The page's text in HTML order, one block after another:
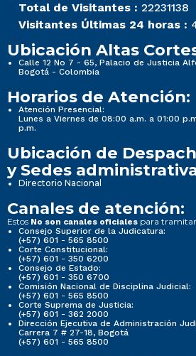
Total de Visitantes : 22231138
Visitantes Últimas 24 horas :
Ubicación Altas
Calle 12 No 7 - 65, Palacio de Justicia
Bogotá - Colombia
Horarios de Atención:
Atención Presencial:
Lunes a Viernes de 08:00 a.m. a 01:00
p.m.
Ubicación de
y Sedes
Directorio Nacional
Canales de atención:
Estos No son canales oficiales para tramitar
Consejo Superior de la Judicatura:
(+57) 601 - 565 8500
Corte Constitucional:
(+57) 601 - 350 6200
Consejo de Estado:
(+57) 601 - 350 6700
Comisión Nacional de Disciplina Judicial:
(+57) 601 - 565 8500
Corte Suprema de Justicia:
(+57) 601 - 362 2000
Dirección Ejecutiva de Administración
Carrera 7 # 27-18, Bogotá
(+57) 601 - 565 8500